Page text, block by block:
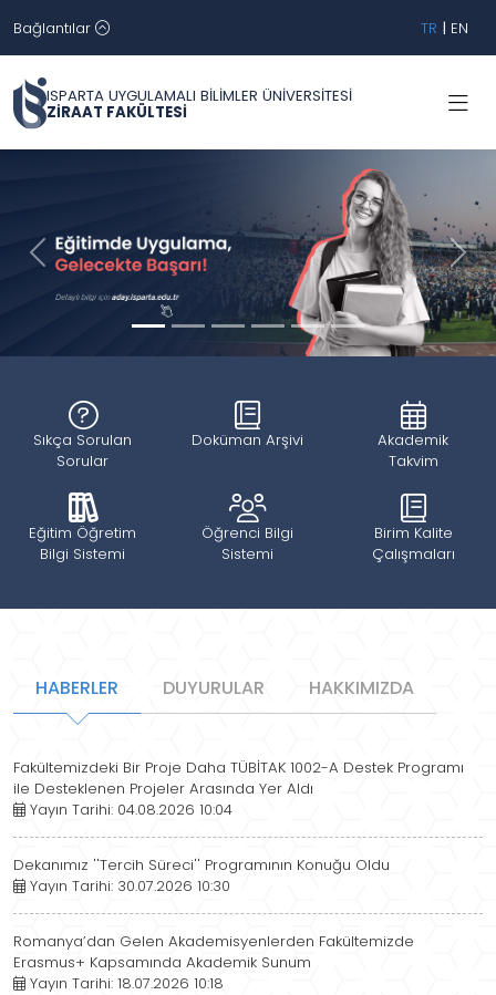
Bağlantılar TR | EN
ISPARTA UYGULAMALI BİLİMLER ÜNİVERSİTESİ
ZİRAAT FAKÜLTESİ
Geri İleri
Sıkça Sorulan
Sorular
Doküman Arşivi
Akademik
Takvim
Eğitim Öğretim
Bilgi Sistemi
Öğrenci Bilgi
Sistemi
Birim Kalite
Çalışmaları
HABERLER DUYURULAR HAKKIMIZDA
Fakültemizdeki Bir Proje Daha TÜBİTAK 1002-A Destek Programı
ile Desteklenen Projeler Arasında Yer Aldı
Yayın Tarihi: 04.08.2026 10:04
Dekanımız ''Tercih Süreci'' Programının Konuğu Oldu
Yayın Tarihi: 30.07.2026 10:30
Romanya’dan Gelen Akademisyenlerden Fakültemizde
Erasmus+ Kapsamında Akademik Sunum
Yayın Tarihi: 18.07.2026 10:18